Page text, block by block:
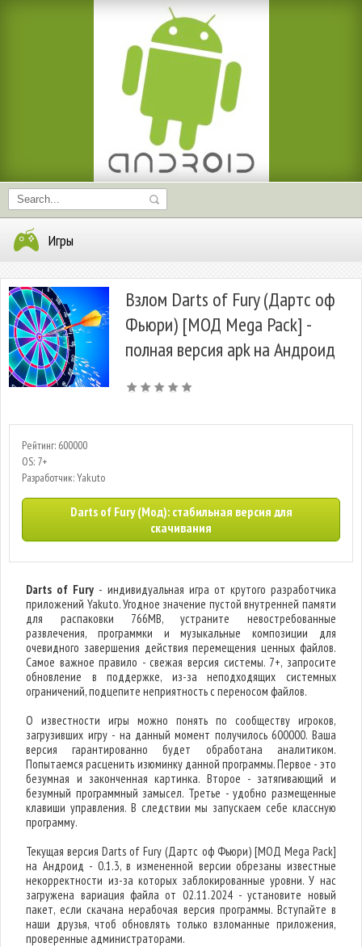
Игры
Взлом Darts of Fury (Дартс оф
Фьюри) [МОД Mega Pack] -
полная версия apk на Андроид
Рейтинг: 600000
OS: 7+
Разработчик: Yakuto
Darts of Fury (Мод): стабильная версия для
скачивания
Darts of Fury - индивидуальная игра от крутого разработчика
приложений Yakuto. Угодное значение пустой внутренней памяти
для распаковки 766MB, устраните невостребованные
развлечения, программки и музыкальные композиции для
очевидного завершения действия перемещения ценных файлов.
Самое важное правило - свежая версия системы. 7+, запросите
обновление в поддержке, из-за неподходящих системных
ограничений, подцепите неприятность с переносом файлов.
О известности игры можно понять по сообществу игроков,
загрузивших игру - на данный момент получилось 600000. Ваша
версия гарантированно будет обработана аналитиком.
Попытаемся расценить изюминку данной программы. Первое - это
безумная и законченная картинка. Второе - затягивающий и
безумный программный замысел. Третье - удобно размещенные
клавиши управления. В следствии мы запускаем себе классную
программу.
Текущая версия Darts of Fury (Дартс оф Фьюри) [МОД Mega Pack]
на Андроид - 0.1.3, в измененной версии обрезаны известные
некорректности из-за которых заблокированные уровни. У нас
загружена вариация файла от 02.11.2024 - установите новый
пакет, если скачана нерабочая версия программы. Вступайте в
наши друзья, чтоб обновлять только взломанные приложения,
проверенные администраторами.